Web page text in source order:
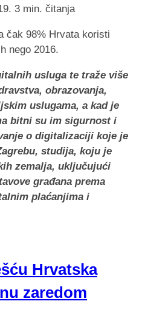
3 min. čitanja
usluga te traže više
obrazovanja,
uslugama, a kad je
bitni su im sigurnost i
o digitalizaciji koje je
studija, koju je
zemalja, uključujući
građana prema
plaćanjima i
Hrvatska
zaredom